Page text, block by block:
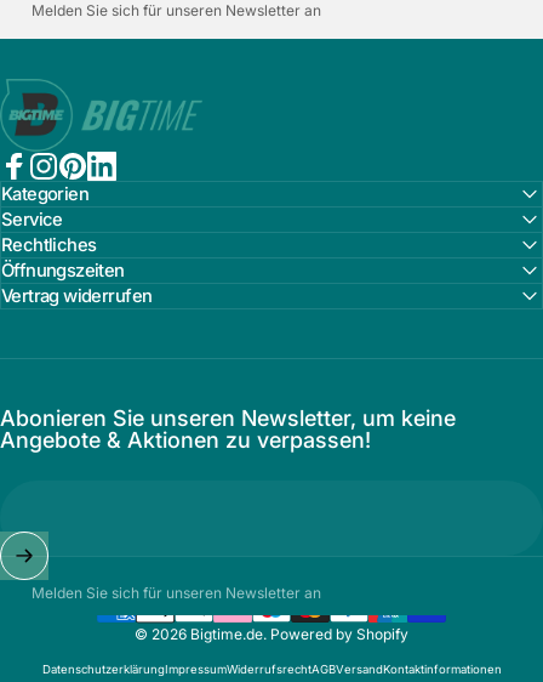
Melden Sie sich für unseren Newsletter an
Bigtime.de
Facebook
Instagram
PinterestLinkedIn
Kategorien
Service
Rechtliches
Öffnungszeiten
Vertrag widerrufen
Abonieren Sie unseren Newsletter, um keine
Angebote & Aktionen zu verpassen!
Melden Sie sich für unseren Newsletter an
© 2026 Bigtime.de. Powered by Shopify
DatenschutzerklärungImpressumWiderrufsrechtAGBVersandKontaktinformationen